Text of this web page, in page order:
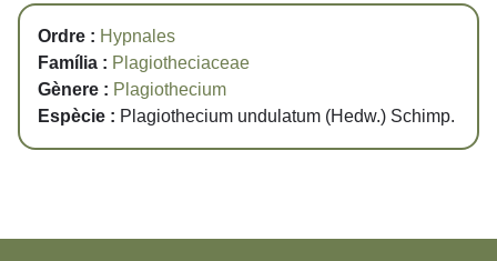
Ordre : Hypnales
Família : Plagiotheciaceae
Gènere : Plagiothecium
Espècie : Plagiothecium undulatum (Hedw.) Schimp.